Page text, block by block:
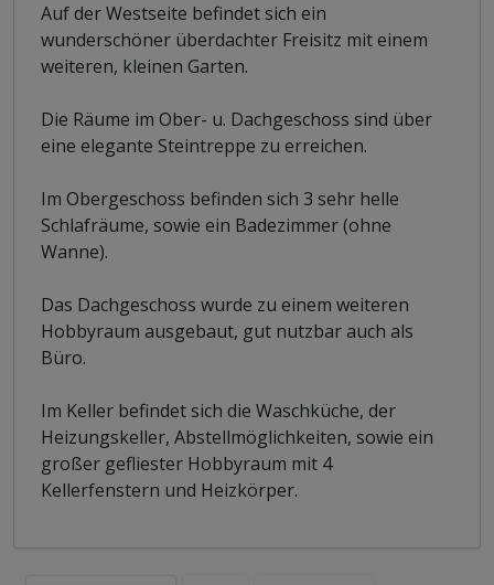
Auf der Westseite befindet sich ein
wunderschöner überdachter Freisitz mit einem
weiteren, kleinen Garten.
Die Räume im Ober- u. Dachgeschoss sind über
eine elegante Steintreppe zu erreichen.
Im Obergeschoss befinden sich 3 sehr helle
Schlafräume, sowie ein Badezimmer (ohne
Wanne).
Das Dachgeschoss wurde zu einem weiteren
Hobbyraum ausgebaut, gut nutzbar auch als
Büro.
Im Keller befindet sich die Waschküche, der
Heizungskeller, Abstellmöglichkeiten, sowie ein
großer gefliester Hobbyraum mit 4
Kellerfenstern und Heizkörper.